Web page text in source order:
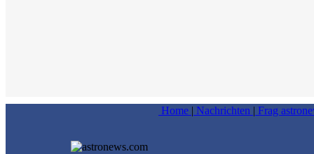
Home | Nachrichten | Frag